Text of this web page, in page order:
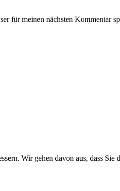
für meinen nächsten Kommentar
Wir gehen davon aus, dass